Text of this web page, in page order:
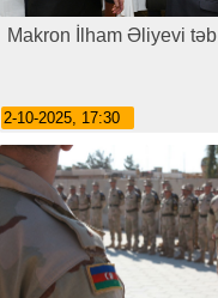
Makron İlham Əliyevi
2-10-2025, 17:30